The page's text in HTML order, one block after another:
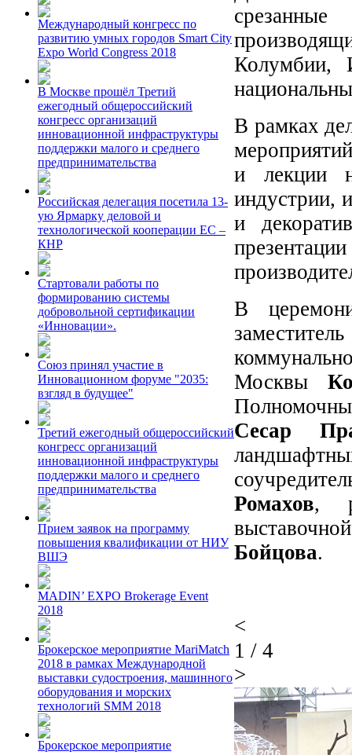
Международный конгресс по
развитию умных городов Smart City
Expo World Congress 2018
В Москве прошёл Третий
ежегодный общероссийский
конгресс организаций
инновационной инфраструктуры
поддержки малого и среднего
предпринимательства
Российская делегация посетила 13-
ую Ярмарку деловой и
технологической кооперации ЕС –
КНР
Стартовали работы по
формированию системы
добровольной сертификации
«Инновации».
Союз принял участие в
Инновационном форуме "2035:
взгляд в будущее"
Третий ежегодный общероссийский
конгресс организаций
инновационной инфраструктуры
поддержки малого и среднего
предпринимательства
Прием заявок на программу
повышения квалификации от НИУ
ВШЭ
MADIN’ EXPO Brokerage Event
2018
Брокерское мероприятие MariMatch
2018 в рамках Международной
выставки судостроения, машинного
оборудования и морских
технологий SMM 2018
Брокерское мероприятие
Колумбии,
В рамках
и лекции
индустрии,
и
В
Москвы
Сесар
Ромахов,
Бойцова.
<
1 / 4
>